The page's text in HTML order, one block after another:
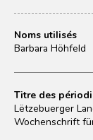
Noms utilisés
Barbara Höhfeld
Titre des
Lëtzebuerger
Wochenschrift